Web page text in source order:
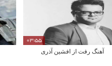
03:55
آهنگ رفت از افشین آذری